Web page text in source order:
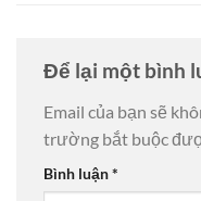
Để lại một bình
Email của bạn sẽ
trường bắt buộc
Bình luận*